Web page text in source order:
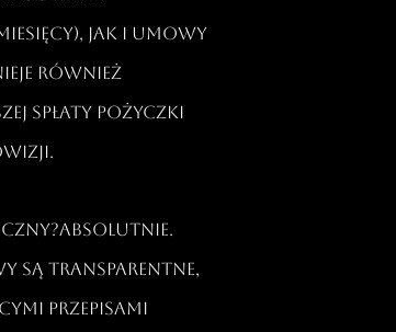
jak i umowy
również
spłaty pożyczki
są transparentne,
przepisami